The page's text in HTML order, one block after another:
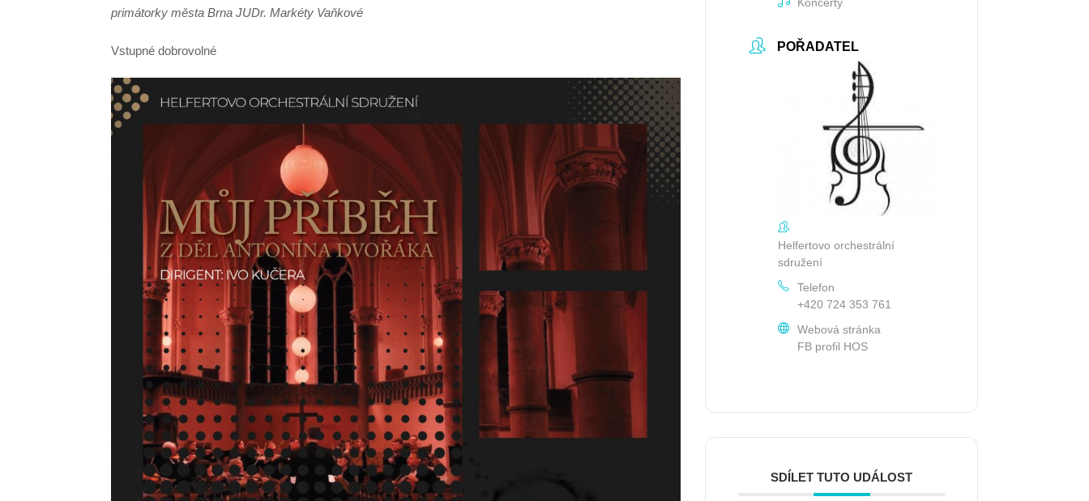
primátorky města Brna JUDr. Markéty Vaňkové
Vstupné dobrovolné POŘADATEL
Helfertovo orchestrální
sdružení
Telefon
+420 724 353 761
Webová stránka
FB profil HOS
SDÍLET TUTO UDÁLOST